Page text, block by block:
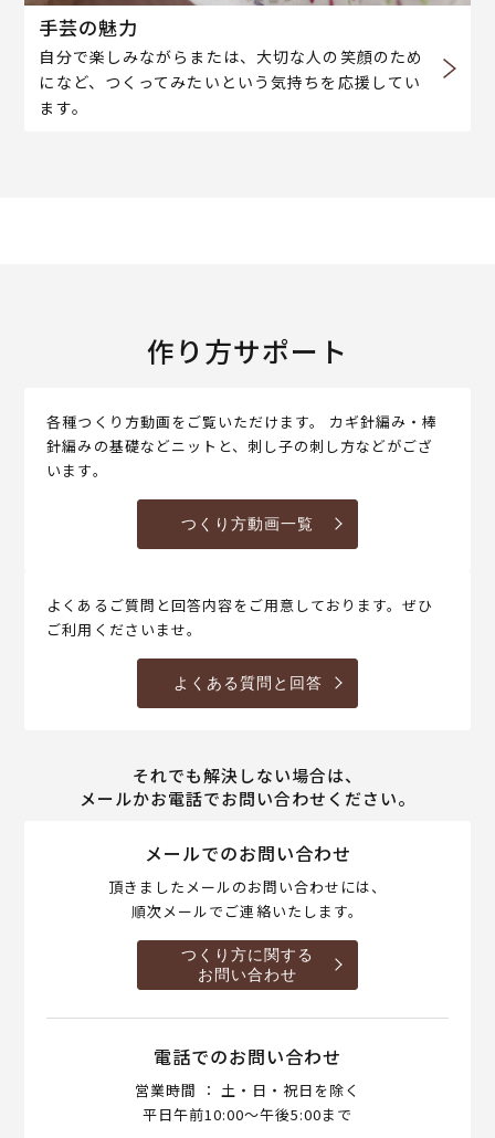
手芸の魅力
自分で楽しみながらまたは、大切な人の笑顔のため
になど、つくってみたいという気持ちを応援してい
ます。
作り方サポート
各種つくり方動画をご覧いただけます。 カギ針編み・棒
針編みの基礎などニットと、刺し子の刺し方などがござ
います。
つくり方動画一覧
よくあるご質問と回答内容をご用意しております。ぜひ
ご利用くださいませ。
よくある質問と回答
それでも解決しない場合は、
メールかお電話でお問い合わせください。
メールでのお問い合わせ
頂きましたメールのお問い合わせには、
順次メールでご連絡いたします。
つくり方に関する
お問い合わせ
電話でのお問い合わせ
営業時間 ： 土・日・祝日を除く
平日午前10:00～午後5:00まで